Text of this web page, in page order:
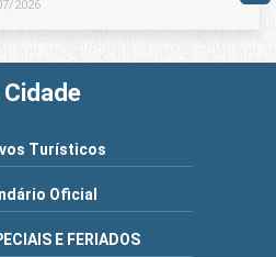
2026
Turísticos
Oficial
E FERIADOS